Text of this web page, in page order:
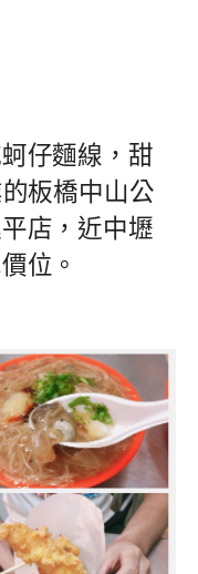
仔麵線，甜
板橋中山公
店，近中壢
位。